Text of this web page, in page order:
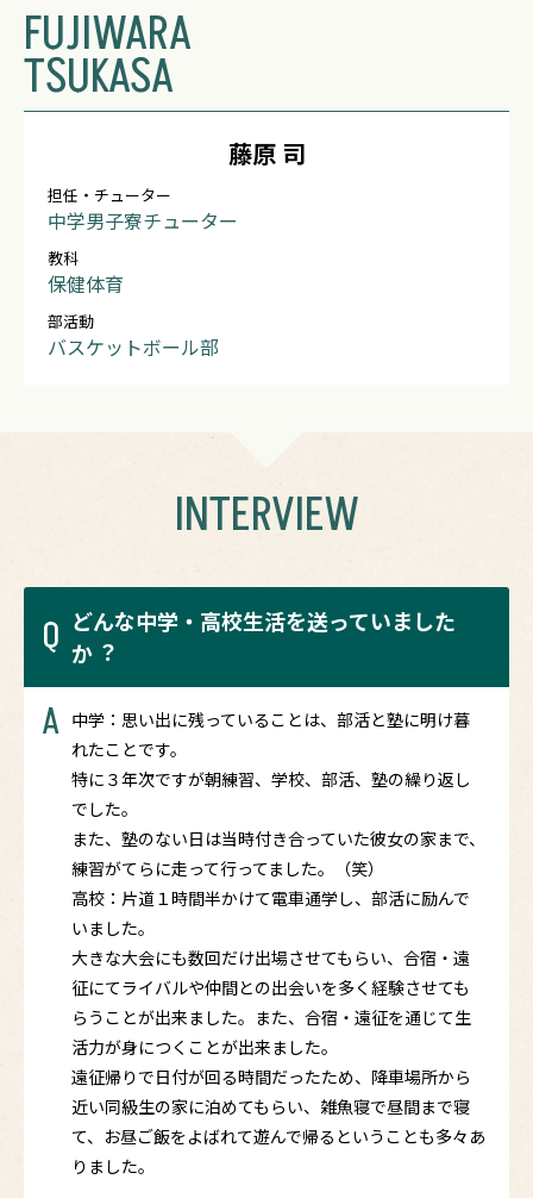
FUJIWARA
TSUKASA
藤原 司
担任・チューター
中学男子寮チューター
教科
保健体育
部活動
バスケットボール部
INTERVIEW
Q どんな中学・高校生活を送っていました
か︖
A 中学：思い出に残っていることは、部活と塾に明け暮
れたことです。
特に３年次ですが朝練習、学校、部活、塾の繰り返し
でした。
また、塾のない日は当時付き合っていた彼女の家まで、
練習がてらに走って行ってました。（笑）
高校：片道１時間半かけて電車通学し、部活に励んで
いました。
大きな大会にも数回だけ出場させてもらい、合宿・遠
征にてライバルや仲間との出会いを多く経験させても
らうことが出来ました。また、合宿・遠征を通じて生
活力が身につくことが出来ました。
遠征帰りで日付が回る時間だったため、降車場所から
近い同級生の家に泊めてもらい、雑魚寝で昼間まで寝
て、お昼ご飯をよばれて遊んで帰るということも多々あ
りました。